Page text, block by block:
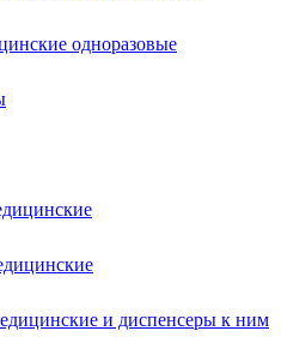
одноразовые
и диспенсеры к ним